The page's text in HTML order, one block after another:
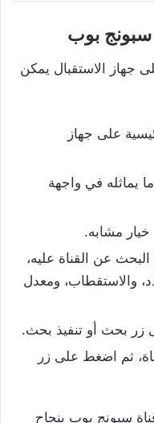
بوب
جهاز الاستقبال يمكن
على جهاز
يماثله في واجهة
خيار مشابه.
عن القناة عليه،
والاستقطاب، ومعدل
زر بحث أو تنفيذ بحث.
ثم اضغط على زر
سبونج بوب بنجاح